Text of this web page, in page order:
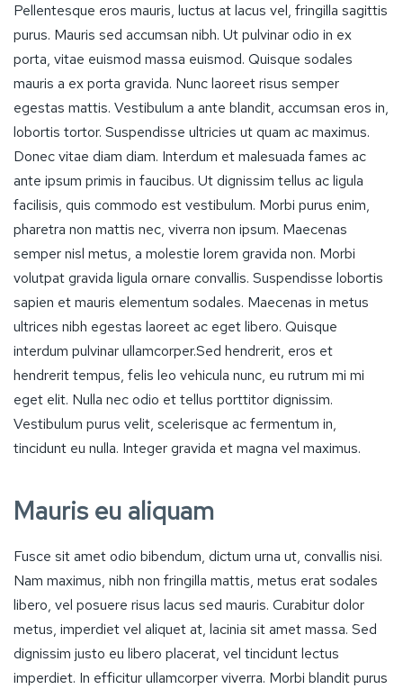
Pellentesque eros mauris, luctus at lacus vel, fringilla sagittis
purus. Mauris sed accumsan nibh. Ut pulvinar odio in ex
porta, vitae euismod massa euismod. Quisque sodales
mauris a ex porta gravida. Nunc laoreet risus semper
egestas mattis. Vestibulum a ante blandit, accumsan eros in,
lobortis tortor. Suspendisse ultricies ut quam ac maximus.
Donec vitae diam diam. Interdum et malesuada fames ac
ante ipsum primis in faucibus. Ut dignissim tellus ac ligula
facilisis, quis commodo est vestibulum. Morbi purus enim,
pharetra non mattis nec, viverra non ipsum. Maecenas
semper nisl metus, a molestie lorem gravida non. Morbi
volutpat gravida ligula ornare convallis. Suspendisse lobortis
sapien et mauris elementum sodales. Maecenas in metus
ultrices nibh egestas laoreet ac eget libero. Quisque
interdum pulvinar ullamcorper.Sed hendrerit, eros et
hendrerit tempus, felis leo vehicula nunc, eu rutrum mi mi
eget elit. Nulla nec odio et tellus porttitor dignissim.
Vestibulum purus velit, scelerisque ac fermentum in,
tincidunt eu nulla. Integer gravida et magna vel maximus.
Mauris eu aliquam
Fusce sit amet odio bibendum, dictum urna ut, convallis nisi.
Nam maximus, nibh non fringilla mattis, metus erat sodales
libero, vel posuere risus lacus sed mauris. Curabitur dolor
metus, imperdiet vel aliquet at, lacinia sit amet massa. Sed
dignissim justo eu libero placerat, vel tincidunt lectus
imperdiet. In efficitur ullamcorper viverra. Morbi blandit purus